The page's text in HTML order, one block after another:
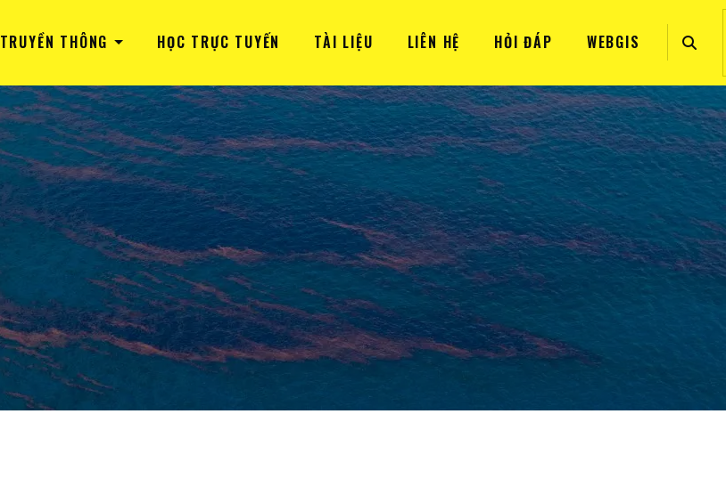
TRUYỀN THÔNG HỌC TRỰC TUYẾN TÀI LIỆU LIÊN HỆ HỎI ĐÁP WEBGIS